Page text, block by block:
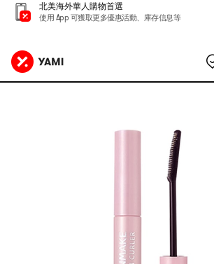
北美海外華人購物首選
使用 App 可獲取更多優惠活動、庫存信息等